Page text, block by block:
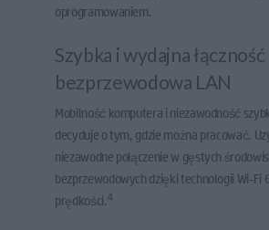
oprogramowaniem.
Szybka i wydajna łączność
bezprzewodowa LAN
Mobilność komputera i niezawodność
decyduje o tym, gdzie można pracować.
niezawodne połączenie w gęstych
bezprzewodowych dzięki technologii Wi-Fi
prędkości.4